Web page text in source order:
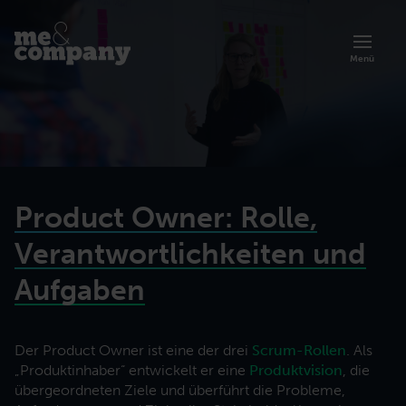
Menü
Organisationsberatung
Übersicht zur Akademie
Lernen Sie die Trainings und Programme der Me & Company Akademie
kennen.
Prinzipien, Methoden und Erfolgsgeschichten agiler Arbeit.
Lerne mehr über unsere agile Art der Zusammenarbeit.
Product Owner: Rolle,
Verantwortlichkeiten und
Aufgaben
Der Product Owner ist eine der drei Scrum-Rollen . Als
„Produktinhaber“ entwickelt er eine Produktvision , die
übergeordneten Ziele und überführt die Probleme,